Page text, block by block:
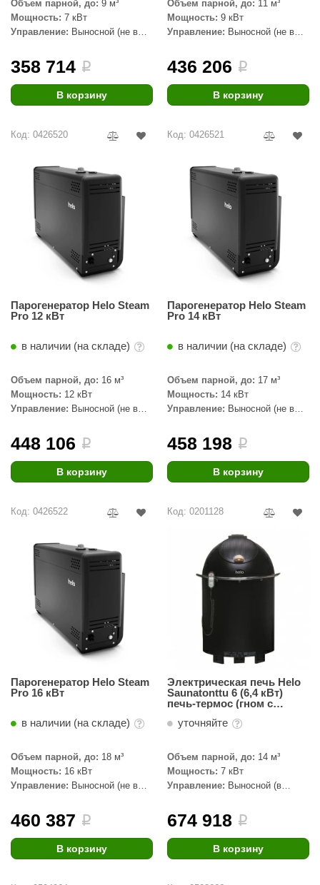
Объем парной, до: 9 м³
Мощность: 7 кВт
Управление: Выносной (не в
358 714 i
В корзину
Объем парной, до: 11 м³
Мощность: 9 кВт
Управление: Выносной (не в
436 206 i
В корзину
Код: 0426520
Парогенератор Helo Steam
Pro 12 кВт
в наличии (на складе)
Объем парной, до: 16 м³
Мощность: 12 кВт
Управление: Выносной (не в
448 106 i
В корзину
Код: 0426521
Парогенератор Helo Steam
Pro 14 кВт
в наличии (на складе)
Объем парной, до: 17 м³
Мощность: 14 кВт
Управление: Выносной (не в
458 198 i
В корзину
Код: 0426522
Парогенератор Helo Steam
Pro 16 кВт
в наличии (на складе)
Объем парной, до: 18 м³
Мощность: 16 кВт
Управление: Выносной (не в
460 387 i
В корзину
Код: 0201128
Электрическая печь Helo
Saunatonttu 6 (6,4 кВт)
печь-термос (гном с
уточняйте
Объем парной, до: 14 м³
Мощность: 7 кВт
Управление: Выносной (в
674 918 i
В корзину